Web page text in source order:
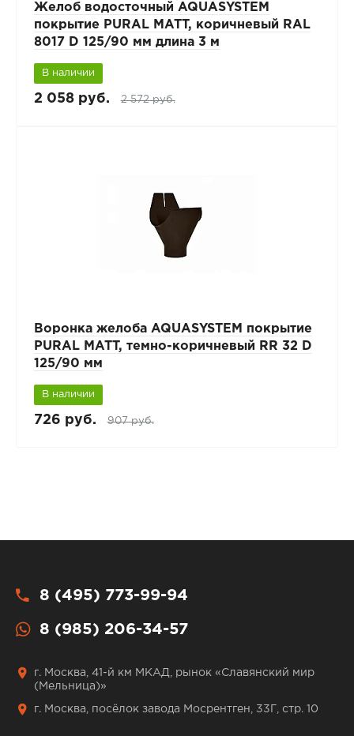
Желоб водосточный AQUASYSTEM
покрытие PURAL MATT, коричневый RAL
8017 D 125/90 мм длина 3 м
В наличии
2 058 руб. 2 572 руб.
Воронка желоба AQUASYSTEM покрытие
PURAL MATT, темно-коричневый RR 32 D
125/90 мм
В наличии
726 руб. 907 руб.
8 (495) 773-99-94
8 (985) 206-34-57
г. Москва, 41-й км МКАД, рынок «Славянский мир
(Мельница)»
г. Москва, посёлок завода Мосрентген, 33Г, стр. 10